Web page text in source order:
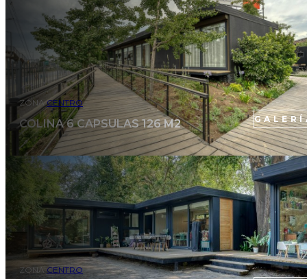
ZONACENTRO
COLINA 6 CAPSULAS 126 M2
ZONA CENTRO